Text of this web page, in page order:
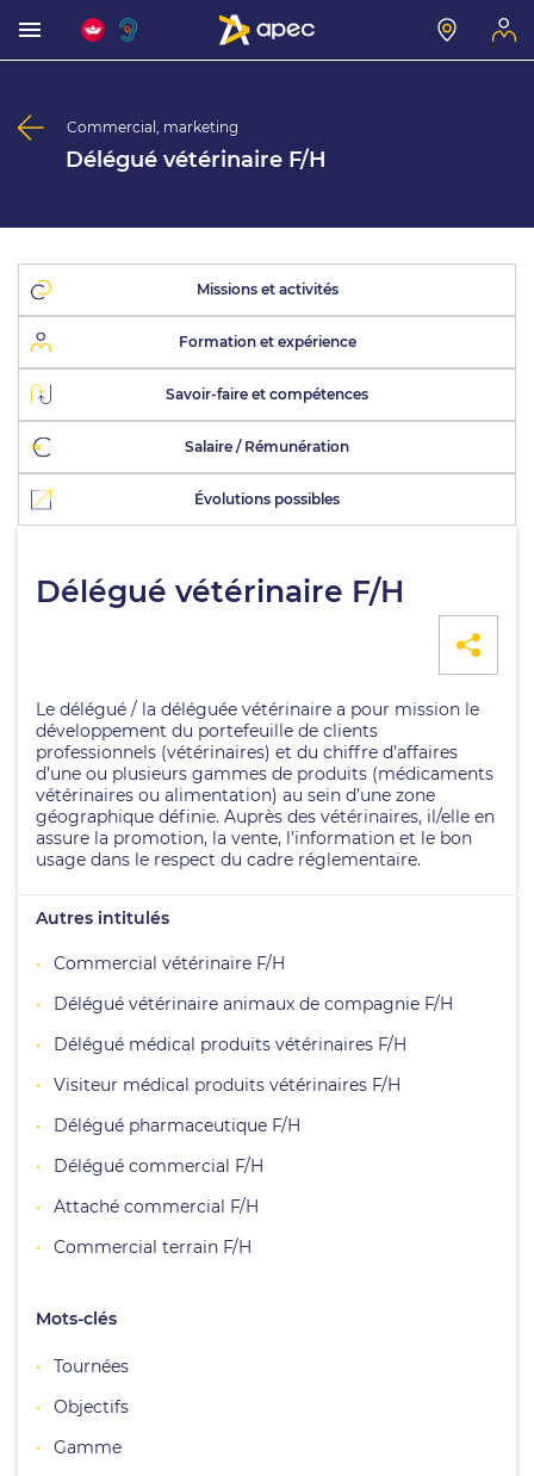
Commercial, marketing
Délégué vétérinaire F/H
Missions et activités
Formation et expérience
Savoir-faire et compétences
Salaire / Rémunération
Évolutions possibles
Délégué vétérinaire F/H
Le délégué / la déléguée vétérinaire a pour mission le
développement du portefeuille de clients
professionnels (vétérinaires) et du chiffre d’affaires
d’une ou plusieurs gammes de produits (médicaments
vétérinaires ou alimentation) au sein d’une zone
géographique définie. Auprès des vétérinaires, il/elle en
assure la promotion, la vente, l’information et le bon
usage dans le respect du cadre réglementaire.
Autres intitulés
Commercial vétérinaire F/H
Délégué vétérinaire animaux de compagnie F/H
Délégué médical produits vétérinaires F/H
Visiteur médical produits vétérinaires F/H
Délégué pharmaceutique F/H
Délégué commercial F/H
Attaché commercial F/H
Commercial terrain F/H
Mots-clés
Tournées
Objectifs
Gamme